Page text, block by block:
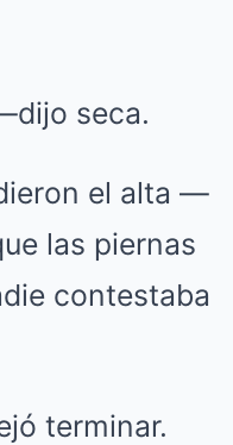
seca.
el alta —
las piernas
contestaba
terminar.